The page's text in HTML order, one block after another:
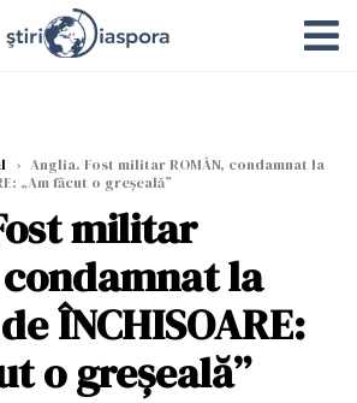
› Anglia. Fost militar ROMÂN, condamnat la
„Am făcut o greşeală”
militar
condamnat la
ÎNCHISOARE:
o greşeală”